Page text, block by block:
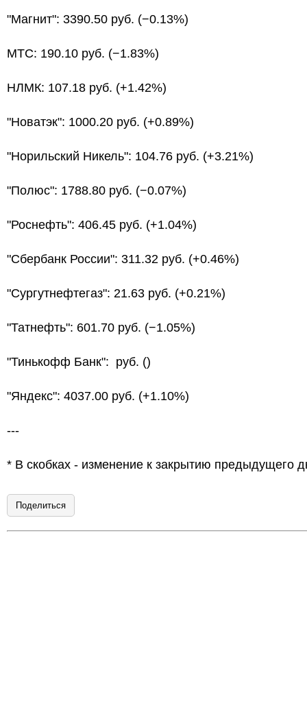
"Магнит": 3390.50 руб. (−0.13%)
МТС: 190.10 руб. (−1.83%)
НЛМК: 107.18 руб. (+1.42%)
"Новатэк": 1000.20 руб. (+0.89%)
"Норильский Никель": 104.76 руб. (+3.21%)
"Полюс": 1788.80 руб. (−0.07%)
"Роснефть": 406.45 руб. (+1.04%)
"Сбербанк России": 311.32 руб. (+0.46%)
"Сургутнефтегаз": 21.63 руб. (+0.21%)
"Татнефть": 601.70 руб. (−1.05%)
"Тинькофф Банк": руб. ()
"Яндекс": 4037.00 руб. (+1.10%)
---
* В скобках - изменение к закрытию предыдущего
Поделиться